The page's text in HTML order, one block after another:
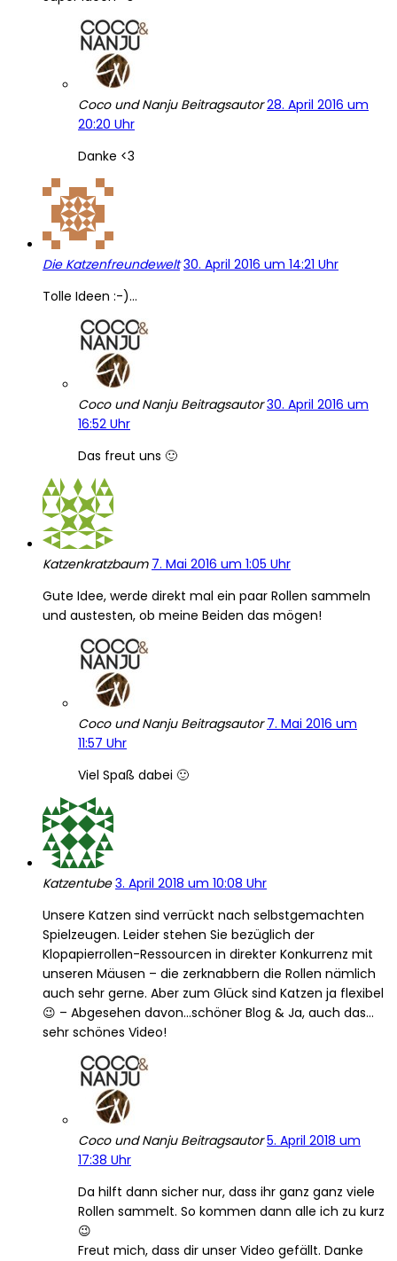
Coco und Nanju Beitragsautor 28. April 2016 um
20:20 Uhr
Danke <3
Die Katzenfreundewelt 30. April 2016 um 14:21 Uhr
Tolle Ideen :-)…
Coco und Nanju Beitragsautor 30. April 2016 um
16:52 Uhr
Das freut uns 🙂
Katzenkratzbaum 7. Mai 2016 um 1:05 Uhr
Gute Idee, werde direkt mal ein paar Rollen sammeln
und austesten, ob meine Beiden das mögen!
Coco und Nanju Beitragsautor 7. Mai 2016 um
11:57 Uhr
Viel Spaß dabei 🙂
Katzentube3. April 2018 um 10:08 Uhr
Unsere Katzen sind verrückt nach selbstgemachten
Spielzeugen. Leider stehen Sie bezüglich der
Klopapierrollen-Ressourcen in direkter Konkurrenz mit
unseren Mäusen – die zerknabbern die Rollen nämlich
auch sehr gerne. Aber zum Glück sind Katzen ja flexibel
😉 – Abgesehen davon…schöner Blog & Ja, auch das…
sehr schönes Video!
Coco und Nanju Beitragsautor 5. April 2018 um
17:38 Uhr
Da hilft dann sicher nur, dass ihr ganz ganz viele
Rollen sammelt. So kommen dann alle ich zu kurz
😉
Freut mich, dass dir unser Video gefällt. Danke